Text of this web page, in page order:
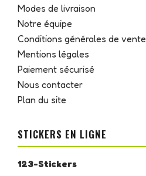
Modes de livraison
Notre équipe
Conditions générales de vente
Mentions légales
Paiement sécurisé
Nous contacter
Plan du site
STICKERS EN LIGNE
123-Stickers